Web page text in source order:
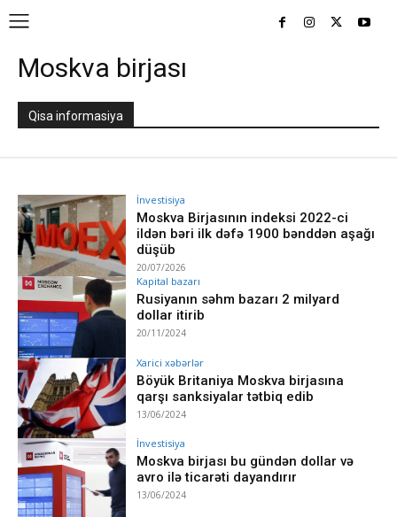
Moskva birjası
Qisa informasiya
İnvestisiya
Moskva Birjasının indeksi 2022-ci
ildən bəri ilk dəfə 1900 bənddən aşağı
düşüb
20/07/2026
Kapital bazarı
Rusiyanın səhm bazarı 2 milyard
dollar itirib
20/11/2024
Xarici xəbərlər
Böyük Britaniya Moskva birjasına
qarşı sanksiyalar tətbiq edib
13/06/2024
İnvestisiya
Moskva birjası bu gündən dollar və
avro ilə ticarəti dayandırır
13/06/2024